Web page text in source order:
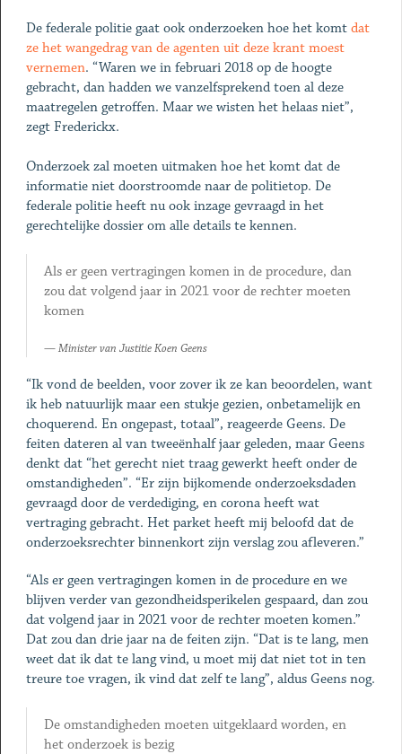
De federale politie gaat ook onderzoeken hoe het komt dat
ze het wangedrag van de agenten uit deze krant moest
vernemen. “Waren we in februari 2018 op de hoogte
gebracht, dan hadden we vanzelfsprekend toen al deze
maatregelen getroffen. Maar we wisten het helaas niet”,
zegt Frederickx.
Onderzoek zal moeten uitmaken hoe het komt dat de
informatie niet doorstroomde naar de politietop. De
federale politie heeft nu ook inzage gevraagd in het
gerechtelijke dossier om alle details te kennen.
Als er geen vertragingen komen in de procedure, dan
zou dat volgend jaar in 2021 voor de rechter moeten
komen
Minister van Justitie Koen Geens
“Ik vond de beelden, voor zover ik ze kan beoordelen, want
ik heb natuurlijk maar een stukje gezien, onbetamelijk en
choquerend. En ongepast, totaal”, reageerde Geens. De
feiten dateren al van tweeënhalf jaar geleden, maar Geens
denkt dat “het gerecht niet traag gewerkt heeft onder de
omstandigheden”. “Er zijn bijkomende onderzoeksdaden
gevraagd door de verdediging, en corona heeft wat
vertraging gebracht. Het parket heeft mij beloofd dat de
onderzoeksrechter binnenkort zijn verslag zou afleveren.”
“Als er geen vertragingen komen in de procedure en we
blijven verder van gezondheidsperikelen gespaard, dan zou
dat volgend jaar in 2021 voor de rechter moeten komen.”
Dat zou dan drie jaar na de feiten zijn. “Dat is te lang, men
weet dat ik dat te lang vind, u moet mij dat niet tot in ten
treure toe vragen, ik vind dat zelf te lang”, aldus Geens nog.
De omstandigheden moeten uitgeklaard worden, en
het onderzoek is bezig